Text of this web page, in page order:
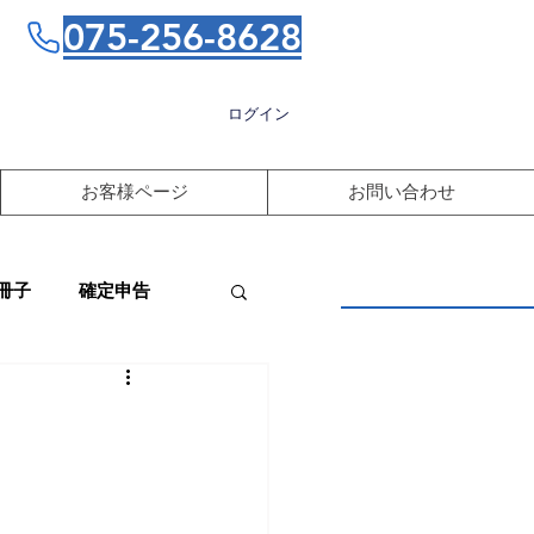
075-256-8628
ログイン
お客様ページ お問い合わせ
子 確定申告